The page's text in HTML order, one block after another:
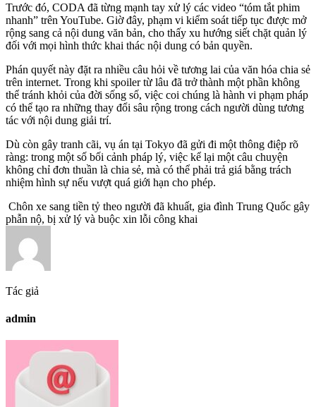
Trước đó, CODA đã từng mạnh tay xử lý các video “tóm tắt phim
nhanh” trên YouTube. Giờ đây, phạm vi kiểm soát tiếp tục được mở
rộng sang cả nội dung văn bản, cho thấy xu hướng siết chặt quản lý
đối với mọi hình thức khai thác nội dung có bản quyền.
Phán quyết này đặt ra nhiều câu hỏi về tương lai của văn hóa chia sẻ
trên internet. Trong khi spoiler từ lâu đã trở thành một phần không
thể tránh khỏi của đời sống số, việc coi chúng là hành vi phạm pháp
có thể tạo ra những thay đổi sâu rộng trong cách người dùng tương
tác với nội dung giải trí.
Dù còn gây tranh cãi, vụ án tại Tokyo đã gửi đi một thông điệp rõ
ràng: trong một số bối cảnh pháp lý, việc kể lại một câu chuyện
không chỉ đơn thuần là chia sẻ, mà có thể phải trả giá bằng trách
nhiệm hình sự nếu vượt quá giới hạn cho phép.
Chôn xe sang tiền tỷ theo người đã khuất, gia đình Trung Quốc gây
phẫn nộ, bị xử lý và buộc xin lỗi công khai
Tác giả
admin